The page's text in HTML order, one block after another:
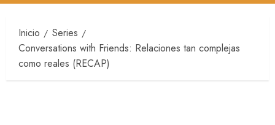
Inicio
Series
Conversations with Friends: Relaciones tan complejas
como reales (RECAP)